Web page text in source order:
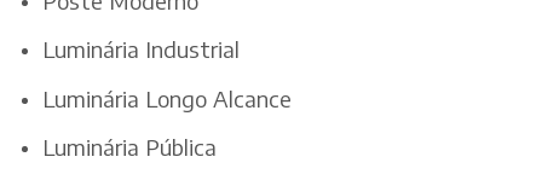
Luminária Industrial
Luminária Longo Alcance
Luminária Pública